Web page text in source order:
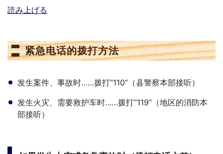
読み上げる
紧急电话的拨打方法
发生案件、事故时……拨打“110”（县警察本部接听）
发生火灾、需要救护车时……拨打“119”（地区的消防本
部接听）